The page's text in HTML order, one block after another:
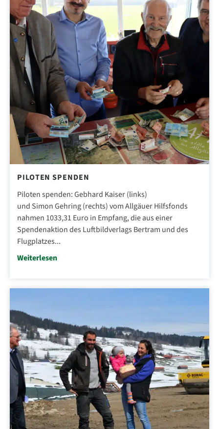
PILOTEN SPENDEN
Piloten spenden: Gebhard Kaiser (links)
und Simon Gehring (rechts) vom Allgäuer Hilfsfonds
nahmen 1033,31 Euro in Empfang, die aus einer
Spendenaktion des Luftbildverlags Bertram und des
Flugplatzes...
Weiterlesen